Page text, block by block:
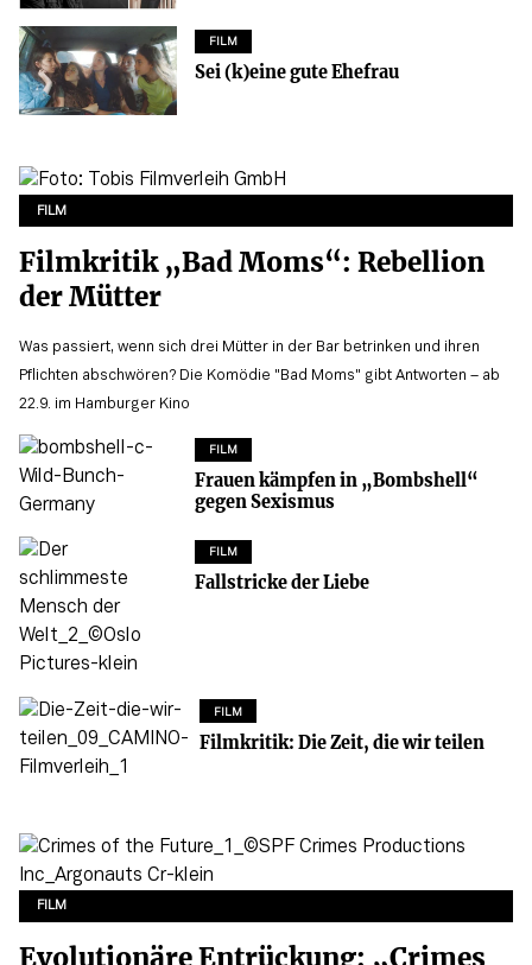
FILM
Sei (k)eine gute Ehefrau
FILM
Filmkritik „Bad Moms“: Rebellion
der Mütter
Was passiert, wenn sich drei Mütter in der Bar betrinken und ihren
Pflichten abschwören? Die Komödie "Bad Moms" gibt Antworten – ab
22.9. im Hamburger Kino
FILM
Frauen kämpfen in „Bombshell“
gegen Sexismus
FILM
Fallstricke der Liebe
FILM
Filmkritik: Die Zeit, die wir teilen
FILM
Evolutionäre Entrückung: „Crimes